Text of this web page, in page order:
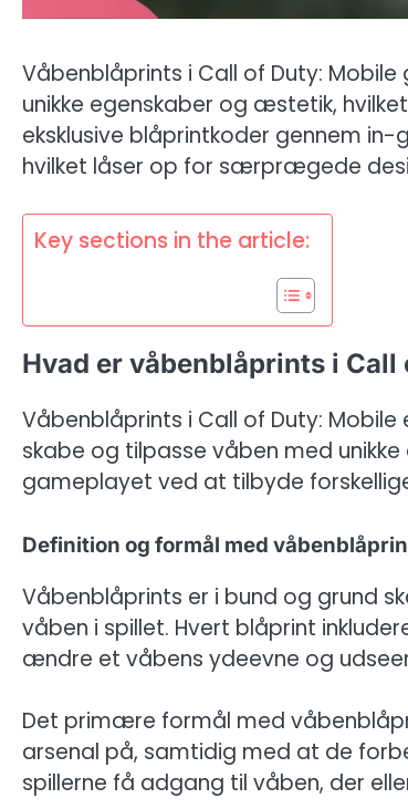
Våbenblåprints i Call of Duty:
unikke egenskaber og æstetik,
eksklusive blåprintkoder gennem
hvilket låser op for særprægede
Key sections in the article:
Hvad er våbenblåprints i
Våbenblåprints i Call of Duty:
skabe og tilpasse våben med
gameplayet ved at tilbyde
Definition og formål med
Våbenblåprints er i bund og grund
våben i spillet. Hvert blåprint
ændre et våbens ydeevne og
Det primære formål med
arsenal på, samtidig med at de
spillerne få adgang til våben, der